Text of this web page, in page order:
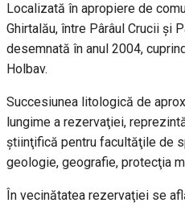
Localizată în apropiere de
Ghirtalău, între Pârâul Crucii şi
desemnată în anul 2004,
Holbav.
Succesiunea litologică de
lungime a rezervaţiei,
ştiinţifică pentru facultăţile de
geologie, geografie, protecţia
În vecinătatea rezervaţiei se